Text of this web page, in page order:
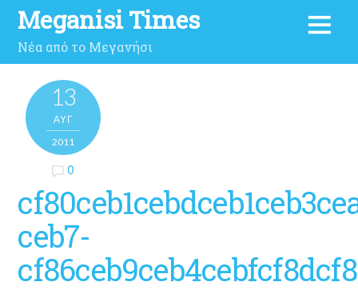
Meganisi Times
Νέα από το Μεγανήσι
13
ΑΥΓ
2011
0
ceb7-